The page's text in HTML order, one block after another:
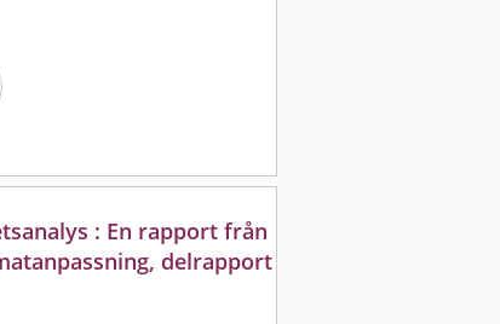
: En rapport från
delrapport